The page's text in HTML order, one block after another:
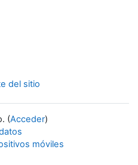
del sitio
(Acceder)
móviles